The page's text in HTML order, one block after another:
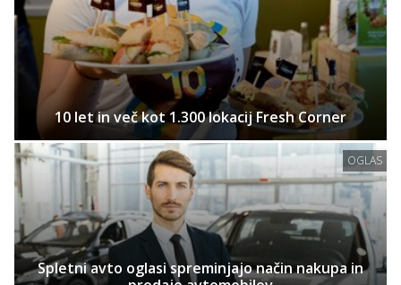
10 let in več kot 1.300 lokacij Fresh Corner
OGLAS
Spletni avto oglasi spreminjajo način nakupa in